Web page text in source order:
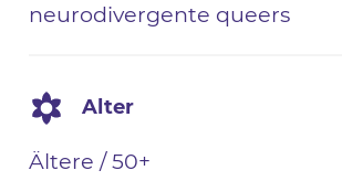
neurodivergente queers
Alter
Ältere / 50+